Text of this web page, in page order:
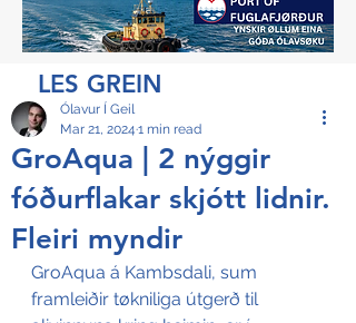
LES GREIN
GroAqua | 2 nýggir
fóðurflakar skjótt lidnir.
Fleiri myndir
Ólavur Í Geil
Mar 21, 2024 1 min read
GroAqua á Kambsdali, sum
framleiðir tøkniliga útgerð til